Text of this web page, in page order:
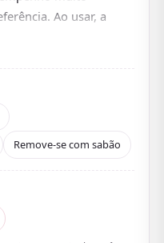
Ao usar, a
desliza com suavidade
quem não gosta de
usá-lo com relativa
／PA++++,não fica
esbranquiçado
abafado do Japão.
à água
tranquiliza em
para praia ou
Remove-se com sabão